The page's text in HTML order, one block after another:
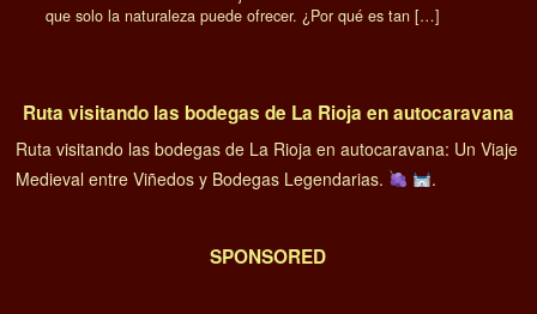
que solo la naturaleza puede ofrecer. ¿Por qué es tan […]
Ruta visitando las bodegas de La Rioja en autocaravana
Ruta visitando las bodegas de La Rioja en autocaravana: Un Viaje
Medieval entre Viñedos y Bodegas Legendarias.
.
SPONSORED